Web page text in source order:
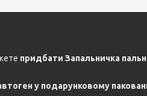
придбати Запальничка
у подарунковому